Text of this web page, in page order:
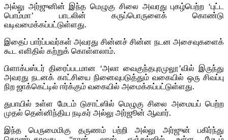
அல்லு அர்ஜுனின் இந்த மெழுகு சிலை அவரது புகழ்பெற்ற ‘புட்ட
பொம்மா’ பாடலின் கருப்பொருளைக் கொண்டு
வடிவமைக்கப்பட்டுள்ளது.
இதைப் பார்ப்பவர்கள் அவரது சின்னச் சின்ன நடன அசைவுகளைக்
கூட எளிதில் கற்றுக் கொள்ளலாம்.
பிளாக்பஸ்டர் திரைப்படமான ‘அலா வைகுந்தபுரமுலூ’வில் இருந்து
அவரது நடனக் காட்சியை நினைவுபடுத்தும் வகையில் ஒரு சிவப்பு
நிற ஜாக்கெட்டில் ஈர்க்கும் வகையில் அமைக்கப்பட்டுள்ளது.
துபாயில் உள்ள மேடம் டுசாட்ஸில் மெழுகு சிலை அமையப் பெற்ற
முதல் தென்னிந்திய நடிகர் அல்லு அர்ஜூன் ஆவார்.
இந்த பெருமைமிகு தருணம் பற்றி அல்லு அர்ஜுன் பகிர்ந்து